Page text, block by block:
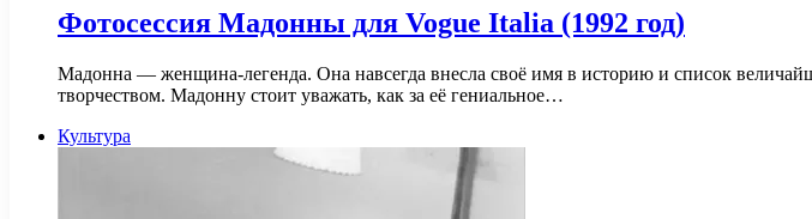
Фотосессия Мадонны для Vogue Italia (1992 год)
Мадонна — женщина-легенда. Она навсегда внесла своё имя в историю и список
творчеством. Мадонну стоит уважать, как за её гениальное…
Культура